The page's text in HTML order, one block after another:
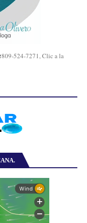
524-7271, Clic a la